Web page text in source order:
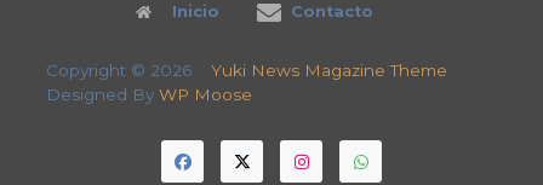
Inicio Contacto
Copyright © 2026 Yuki News Magazine Theme
Designed By WP Moose